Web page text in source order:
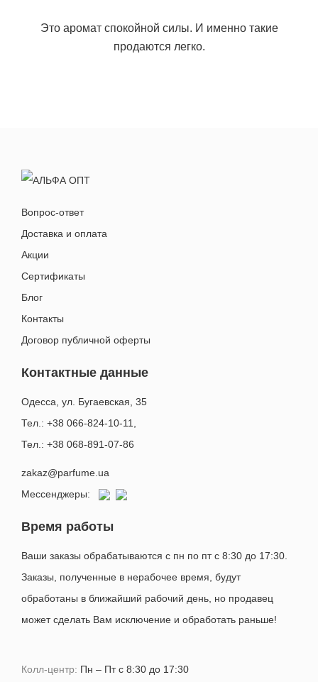
Это аромат спокойной силы. И именно такие
продаются легко.
Вопрос-ответ
Доставка и оплата
Акции
Сертификаты
Блог
Контакты
Договор публичной оферты
Контактные данные
Одесса, ул. Бугаевская, 35
Тел.: +38 066-824-10-11
Тел.: +38 068-891-07-86
zakaz@parfume.ua
Мессенджеры:
Время работы
Ваши заказы обрабатываются с пн по пт с 8:30 до 17:30.
Заказы, полученные в нерабочее время, будут
обработаны в ближайший рабочий день, но продавец
может сделать Вам исключение и обработать раньше!
Колл-центр: Пн – Пт с 8:30 до 17:30